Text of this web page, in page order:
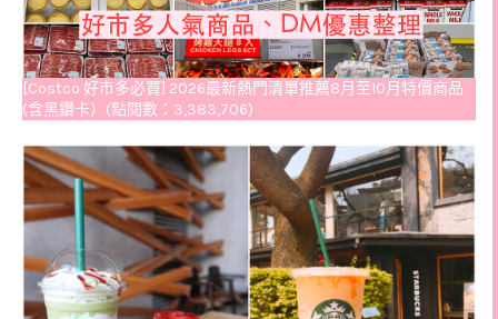
[Costco 好市多必買] 2026最新熱門清單推薦8月至10月特價商品
(含黑鑽卡）(點閱數：3,383,706)